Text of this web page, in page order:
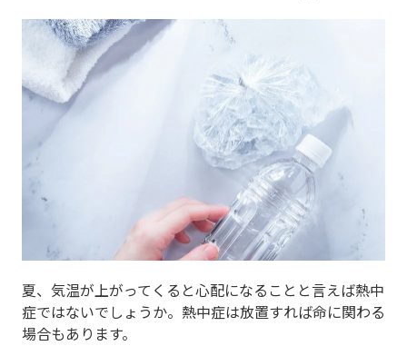
夏、気温が上がってくると心配になることと言えば熱中
症ではないでしょうか。熱中症は放置すれば命に関わる
場合もあります。